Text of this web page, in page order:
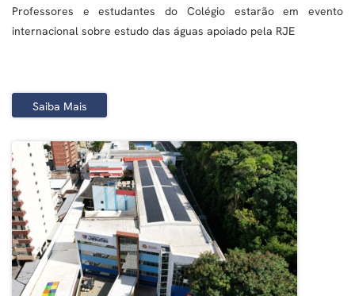
Professores e estudantes do Colégio estarão em evento
internacional sobre estudo das águas apoiado pela RJE
Saiba Mais